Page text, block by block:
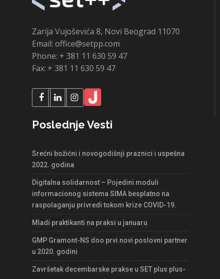
Zarija Vujoševića 8, Novi Beograd 11070
Email: office@setpp.com
Phone: + 381 11 630 59 47
Fax: + 381 11 630 59 47
Poslednje Vesti
Srećni božićni i novogodišnji praznici i uspešna
2022. godina
Digitalna solidarnost – Pojedini moduli
informacionog sistema SIMA besplatno na
raspolaganju privredi tokom krize COVID-19.
Mladi praktikanti na praksi u januaru
GMP Gramont-NS doo prvi novi poslovni partner
u 2020. godini
Završetak decembarske prakse u SET plus plus-